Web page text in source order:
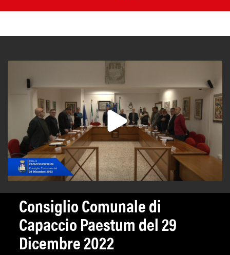
Consiglio Comunale di
Capaccio Paestum del 29
Dicembre 2022